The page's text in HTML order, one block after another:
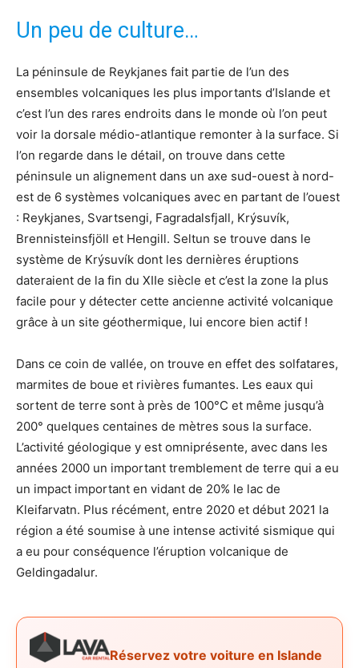
Un peu de culture…
La péninsule de Reykjanes fait partie de l’un des
ensembles volcaniques les plus importants d’Islande et
c’est l’un des rares endroits dans le monde où l’on peut
voir la dorsale médio-atlantique remonter à la surface. Si
l’on regarde dans le détail, on trouve dans cette
péninsule un alignement dans un axe sud-ouest à nord-
est de 6 systèmes volcaniques avec en partant de l’ouest
: Reykjanes, Svartsengi, Fagradalsfjall, Krýsuvík,
Brennisteinsfjöll et Hengill. Seltun se trouve dans le
système de Krýsuvík dont les dernières éruptions
dateraient de la fin du XIIe siècle et c’est la zone la plus
facile pour y détecter cette ancienne activité volcanique
grâce à un site géothermique, lui encore bien actif !
Dans ce coin de vallée, on trouve en effet des solfatares,
marmites de boue et rivières fumantes. Les eaux qui
sortent de terre sont à près de 100°C et même jusqu’à
200° quelques centaines de mètres sous la surface.
L’activité géologique y est omniprésente, avec dans les
années 2000 un important tremblement de terre qui a eu
un impact important en vidant de 20% le lac de
Kleifarvatn. Plus récément, entre 2020 et début 2021 la
région a été soumise à une intense activité sismique qui
a eu pour conséquence l’éruption volcanique de
Geldingadalur.
Réservez votre voiture en Islande